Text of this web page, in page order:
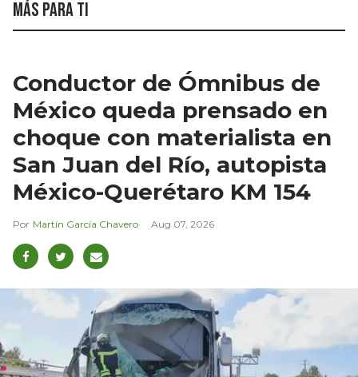
Más para ti
Conductor de Ómnibus de
México queda prensado en
choque con materialista en
San Juan del Río, autopista
México-Querétaro KM 154
Martín García Chavero Aug 07, 2026